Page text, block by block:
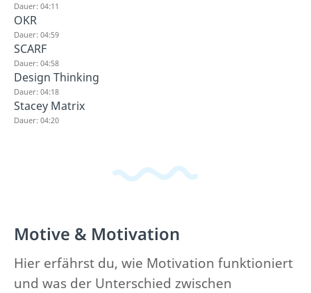
Dauer: 04:11
OKR
Dauer: 04:59
SCARF
Dauer: 04:58
Design Thinking
Dauer: 04:18
Stacey Matrix
Dauer: 04:20
Motive & Motivation
Hier erfährst du, wie Motivation funktioniert
und was der Unterschied zwischen